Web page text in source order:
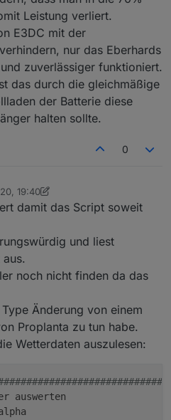
Leistung verliert.
E3DC mit der
nur das Eberhards
zuverlässiger funktioniert.
das durch die gleichmäßige
der Batterie diese
halten sollte.
0
19:40
damit das Script soweit
und liest
noch nicht finden da das
Änderung von einem
Proplanta zu tun habe.
Wetterdaten auszulesen:
auswerten